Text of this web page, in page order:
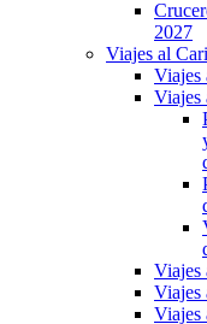
2027
Viajes al
Viajes
Viajes
Viajes
Viajes
Viajes